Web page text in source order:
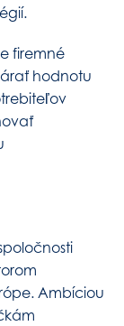
firemné
hodnotu
Ambíciou